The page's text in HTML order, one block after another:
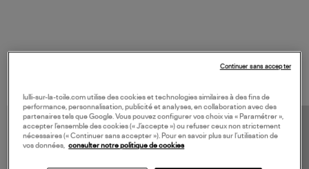
lulli-sur-la-toile.com utilise des cookies et technologies similaires à des fins de
performance, personnalisation, publicité et analyses, en collaboration avec des
partenaires tels que Google. Vous pouvez configurer vos choix via « Paramétrer »,
accepter l’ensemble des cookies (« J’accepte ») ou refuser ceux non strictement
nécessaires (« Continuer sans accepter »). Pour en savoir plus sur l’utilisation de
vos données, consulter notre politique de cookies
Continuer sans accepter